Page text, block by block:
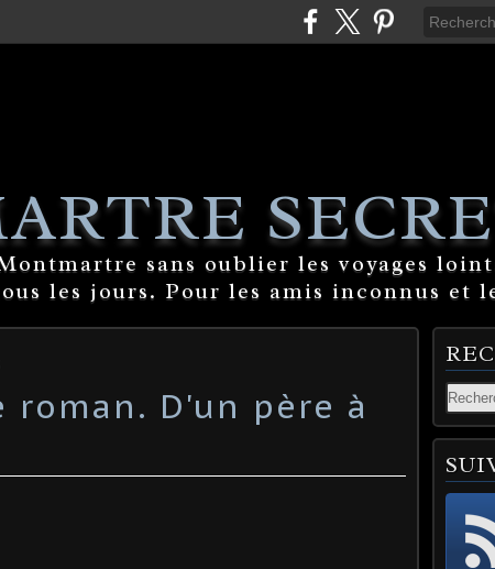
sans oublier les voyages
les jours. Pour les amis inconnus et
D'un père à